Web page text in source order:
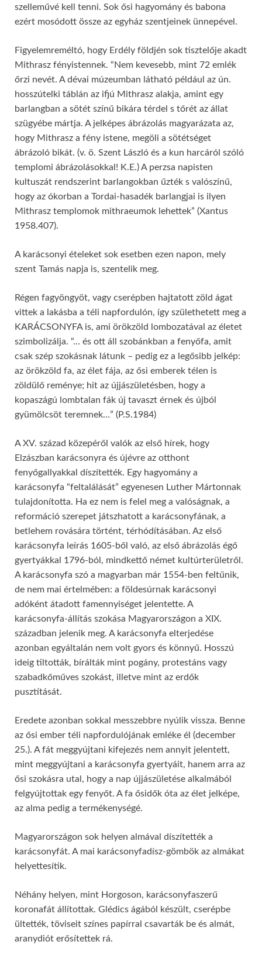
szelleművé kell tenni. Sok ősi hagyomány és babona
ezért mosódott össze az egyház szentjeinek ünnepével.
Figyelemreméltó, hogy Erdély földjén sok tisztelője akadt
Mithrasz fényistennek. “Nem kevesebb, mint 72 emlék
őrzi nevét. A dévai múzeumban látható például az ún.
hosszútelki táblán az ifjú Mithrasz alakja, amint egy
barlangban a sötét színű bikára térdel s tőrét az állat
szügyébe mártja. A jelképes ábrázolás magyarázata az,
hogy Mithrasz a fény istene, megöli a sötétséget
ábrázoló bikát. (v. ö. Szent László és a kun harcáról szóló
templomi ábrázolásokkal! K.E.) A perzsa napisten
kultuszát rendszerint barlangokban űzték s valószínű,
hogy az ókorban a Tordai-hasadék barlangjai is ilyen
Mithrasz templomok mithraeumok lehettek” (Xantus
1958.407).
A karácsonyi ételeket sok esetben ezen napon, mely
szent Tamás napja is, szentelik meg.
Régen fagyöngyöt, vagy cserépben hajtatott zöld ágat
vittek a lakásba a téli napfordulón, így születhetett meg a
KARÁCSONYFA is, ami örökzöld lombozatával az életet
szimbolizálja. “… és ott áll szobánkban a fenyőfa, amit
csak szép szokásnak látunk – pedig ez a legősibb jelkép:
az örökzöld fa, az élet fája, az ősi emberek télen is
zöldülő reménye; hit az újjászületésben, hogy a
kopaszágú lombtalan fák új tavaszt érnek és újból
gyümölcsöt teremnek…” (P.S.1984)
A XV. század közepéről valók az első hírek, hogy
Elzászban karácsonyra és újévre az otthont
fenyőgallyakkal díszítették. Egy hagyomány a
karácsonyfa “feltalálását” egyenesen Luther Mártonnak
tulajdonította. Ha ez nem is felel meg a valóságnak, a
reformáció szerepet játszhatott a karácsonyfának, a
betlehem rovására történt, térhódításában. Az első
karácsonyfa leírás 1605-ből való, az első ábrázolás égő
gyertyákkal 1796-ból, mindkettő német kultúrterületről.
A karácsonyfa szó a magyarban már 1554-ben feltűnik,
de nem mai értelmében: a földesúrnak karácsonyi
adóként átadott famennyiséget jelentette. A
karácsonyfa-állítás szokása Magyarországon a XIX.
században jelenik meg. A karácsonyfa elterjedése
azonban egyáltalán nem volt gyors és könnyű. Hosszú
ideig tiltották, bírálták mint pogány, protestáns vagy
szabadkőműves szokást, illetve mint az erdők
pusztítását.
Eredete azonban sokkal messzebbre nyúlik vissza. Benne
az ősi ember téli napfordulójának emléke él (december
25.). A fát meggyújtani kifejezés nem annyit jelentett,
mint meggyújtani a karácsonyfa gyertyáit, hanem arra az
ősi szokásra utal, hogy a nap újjászületése alkalmából
felgyújtottak egy fenyőt. A fa ősidők óta az élet jelképe,
az alma pedig a termékenységé.
Magyarországon sok helyen almával díszítették a
karácsonyfát. A mai karácsonyfadísz-gömbök az almákat
helyettesítik.
Néhány helyen, mint Horgoson, karácsonyfaszerű
koronafát állítottak. Glédics ágából készült, cserépbe
ültették, töviseit színes papírral csavarták be és almát,
aranydiót erősítettek rá.